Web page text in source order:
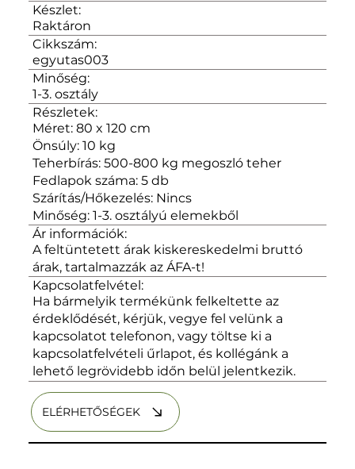
Készlet:
Raktáron
Cikkszám:
egyutas003
Minőség:
1-3. osztály
Részletek:
Méret: 80 x 120 cm
Önsúly: 10 kg
Teherbírás: 500-800 kg megoszló teher
Fedlapok száma: 5 db
Szárítás/Hőkezelés: Nincs
Minőség: 1-3. osztályú elemekből
Ár információk:
A feltüntetett árak kiskereskedelmi bruttó
árak, tartalmazzák az ÁFA-t!
Kapcsolatfelvétel:
Ha bármelyik termékünk felkeltette az
érdeklődését, kérjük, vegye fel velünk a
kapcsolatot telefonon, vagy töltse ki a
kapcsolatfelvételi űrlapot, és kollégánk a
lehető legrövidebb időn belül jelentkezik.
ELÉRHETŐSÉGEK